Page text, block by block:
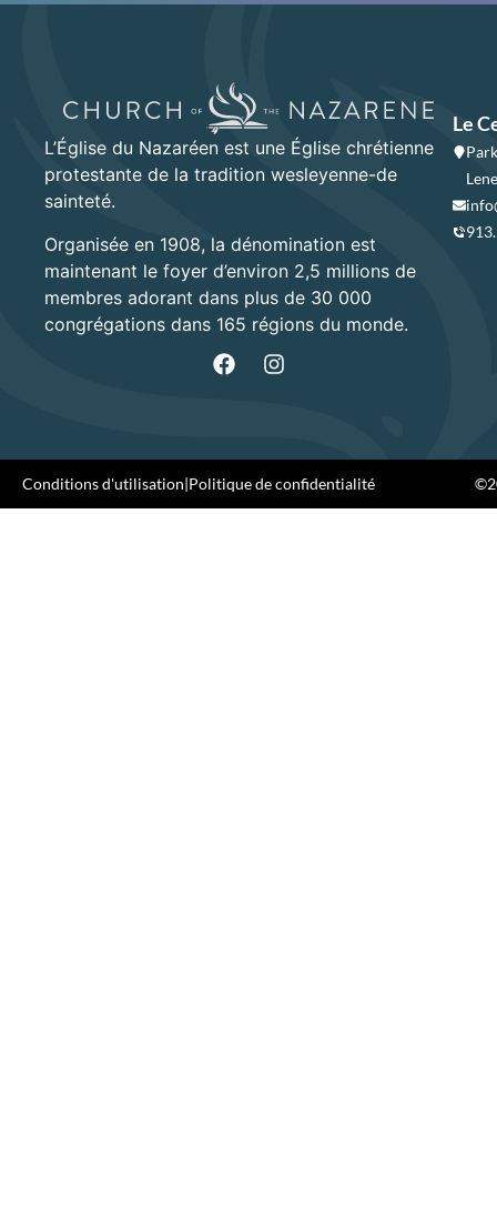
L’Église du Nazaréen est une Église chrétienne
protestante de la tradition wesleyenne-de
sainteté.
Organisée en 1908, la dénomination est
maintenant le foyer d’environ 2,5 millions de
membres adorant dans plus de 30 000
congrégations dans 165 régions du monde.
Le
Conditions d'utilisation|Politique de confidentialité